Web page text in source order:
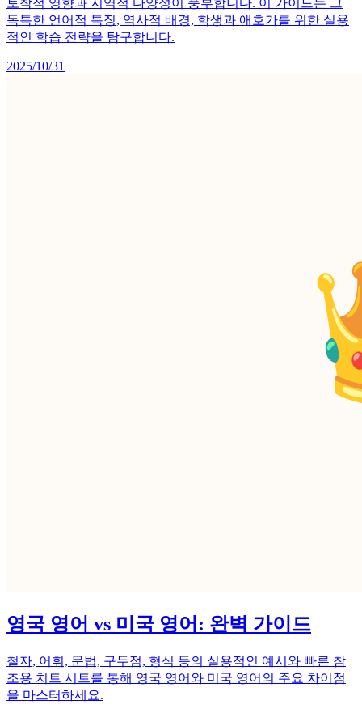
토착적 영향과 지역적 다양성이 풍부합니다. 이 가이드는 그
독특한 언어적 특징, 역사적 배경, 학생과 애호가를 위한 실용
적인 학습 전략을 탐구합니다.
2025/10/31
영국 영어 vs 미국 영어: 완벽 가이드
철자, 어휘, 문법, 구두점, 형식 등의 실용적인 예시와 빠른 참
조용 치트 시트를 통해 영국 영어와 미국 영어의 주요 차이점
을 마스터하세요.